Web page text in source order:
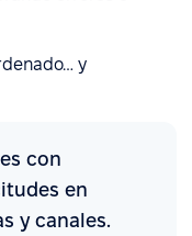
y
con
en
y canales.